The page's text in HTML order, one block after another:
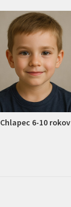
Chlapec 6-10 rokov